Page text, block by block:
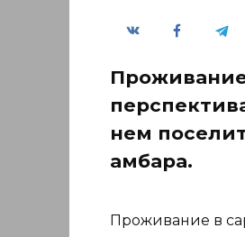
нем
амбара.
Проживание в